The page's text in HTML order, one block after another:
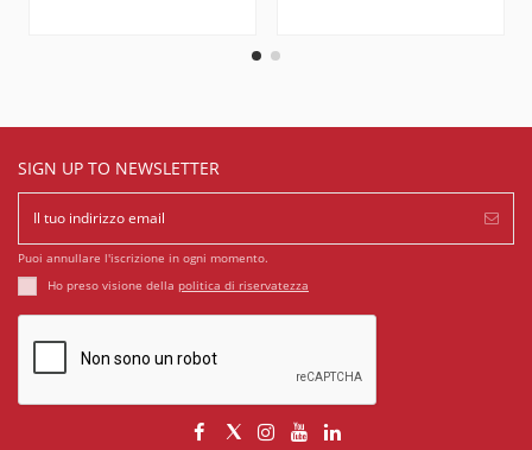
SIGN UP TO NEWSLETTER
Puoi annullare l'iscrizione in ogni momento.
Ho preso visione della politica di riservatezza